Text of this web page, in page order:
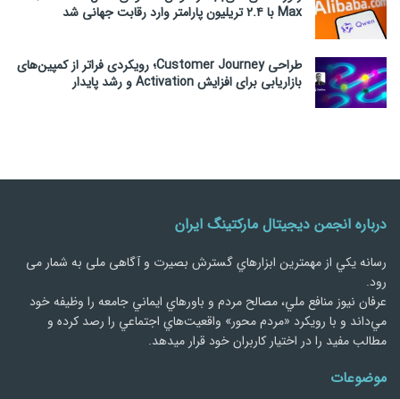
Max با ۲.۴ تریلیون پارامتر وارد رقابت جهانی شد
طراحی Customer Journey؛ رویکردی فراتر از کمپین‌های
بازاریابی برای افزایش Activation و رشد پایدار
درباره انجمن دیجیتال مارکتینگ ایران
رسانه يكي از مهمترین ابزارهاي گسترش بصیرت و آگاهی ملی به شمار می
رود.
عرفان نیوز منافع ملي، مصالح مردم و باورهاي ايماني جامعه را وظيفه خود
مي‌داند و با رويكرد «مردم‌ محور» واقعيت‌هاي اجتماعي را رصد کرده و
مطالب مفید را در اختیار کاربران خود قرار میدهد.
موضوعات